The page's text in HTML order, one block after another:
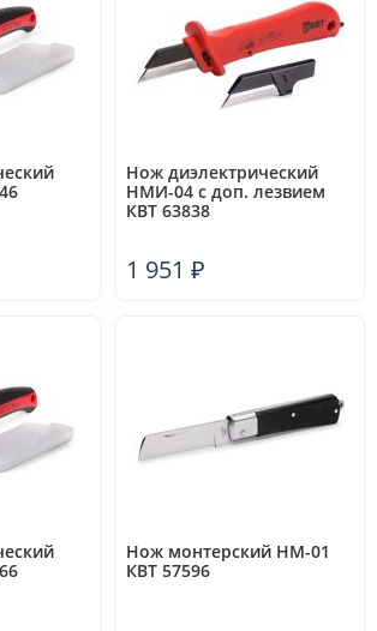
Нож диэлектрический
НМИ-04 с доп. лезвием
КВТ 63838
1 951 ₽
Нож монтерский НМ-01
КВТ 57596